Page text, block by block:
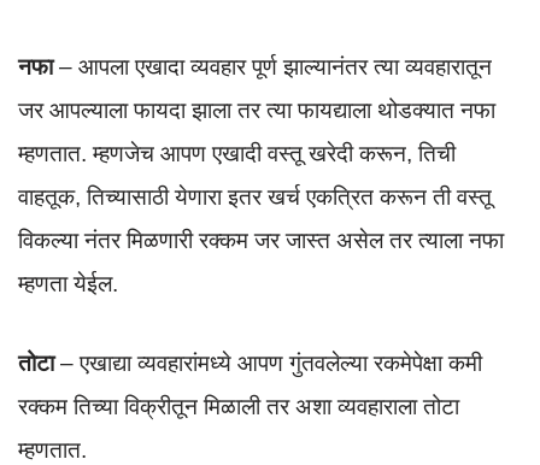
नफा– आपला एखादा व्यवहार पूर्ण झाल्यानंतर त्या व्यवहारातून
जर आपल्याला फायदा झाला तर त्या फायद्याला थोडक्यात नफा
म्हणतात. म्हणजेच आपण एखादी वस्तू खरेदी करून, तिची
वाहतूक, तिच्यासाठी येणारा इतर खर्च एकत्रित करून ती वस्तू
विकल्या नंतर मिळणारी रक्कम जर जास्त असेल तर त्याला नफा
म्हणता येईल.
तोटा– एखाद्या व्यवहारांमध्ये आपण गुंतवलेल्या रकमेपेक्षा कमी
रक्कम तिच्या विक्रीतून मिळाली तर अशा व्यवहाराला तोटा
म्हणतात.